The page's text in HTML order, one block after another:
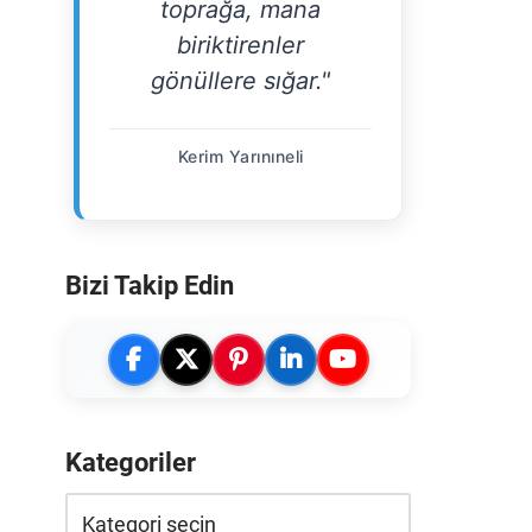
toprağa, mana
biriktirenler
gönüllere sığar."
Kerim Yarınıneli
Bizi Takip Edin
Kategoriler